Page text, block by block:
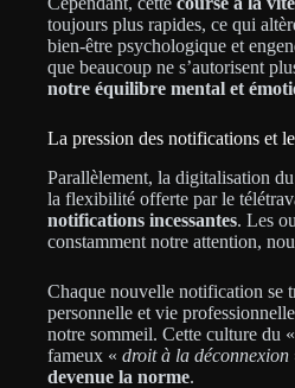
toujours plus rapides, ce qui
bien-être psychologique et
que beaucoup ne s’autorisent
notre équilibre mental et
La pression des notifications et
Parallèlement, la digitalisation
la flexibilité offerte par le
notifications incessantes. Les
constamment notre attention,
Chaque nouvelle notification se
personnelle et vie
notre sommeil. Cette culture du «
fameux « droit à la déconnexion
devenue la norme.